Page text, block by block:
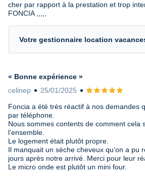
cher par rapport à la prestation et trop
FONCIA ,,,,,
Votre gestionnaire location
« Bonne expérience »
celinep
25/01/2025
Avis 5 sur 5
Foncia a été très réactif à nos demandes
par téléphone.
Nous sommes contents de comment cela
l’ensemble.
Le logement était plutôt propre.
Il manquait un sèche cheveux qu’on a pu
jours après notre arrivé. Merci pour leur
Le micro onde est plutôt un mini four.